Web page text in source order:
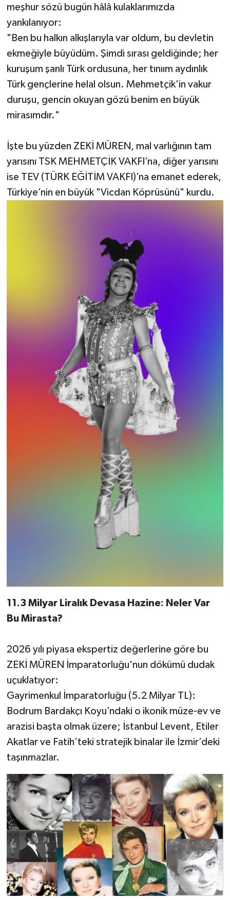
meşhur sözü bugün hâlâ kulaklarımızda
yankılanıyor:
​"Ben bu halkın alkışlarıyla var oldum, bu devletin
ekmeğiyle büyüdüm. Şimdi sırası geldiğinde; her
kuruşum şanlı Türk ordusuna, her tınıım aydınlık
Türk gençlerine helal olsun. Mehmetçik'in vakur
duruşu, gencin okuyan gözü benim en büyük
mirasımdır."
İşte bu yüzden ZEKİ MÜREN, mal varlığının tam
yarısını TSK MEHMETÇİK VAKFI’na, diğer yarısını
ise TEV (TÜRK EĞİTİM VAKFI)’na emanet ederek,
Türkiye’nin en büyük "Vicdan Köprüsünü" kurdu.
11.3 Milyar Liralık Devasa Hazine: Neler Var
Bu Mirasta?
2026 yılı piyasa ekspertiz değerlerine göre bu
ZEKİ MÜREN İmparatorluğu'nun dökümü dudak
uçuklatıyor:
​Gayrimenkul İmparatorluğu (5.2 Milyar TL):
Bodrum Bardakçı Koyu’ndaki o ikonik müze-ev ve
arazisi başta olmak üzere; İstanbul Levent, Etiler
Akatlar ve Fatih’teki stratejik binalar ile İzmir’deki
taşınmazlar.